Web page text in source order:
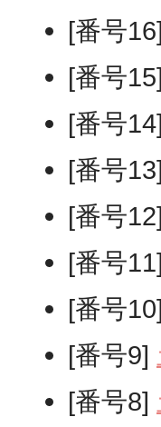
[番号16]
[番号15]
[番号14]
[番号13]
[番号12]
[番号11]
[番号10]
[番号9]
[番号8]